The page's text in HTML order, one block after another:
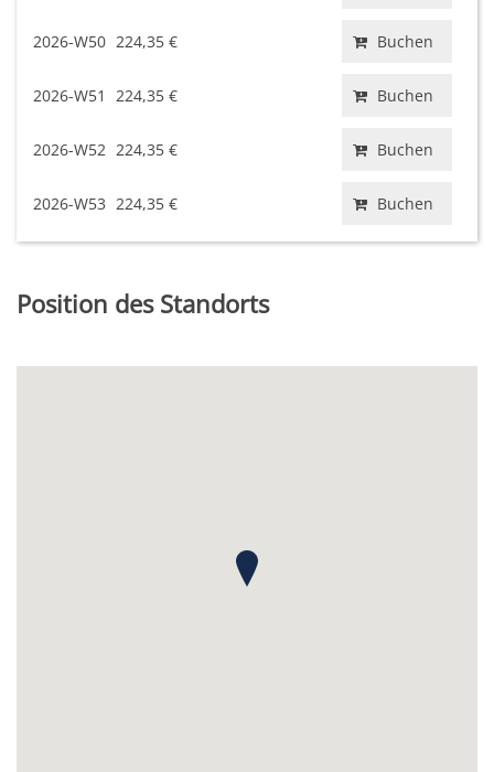
2026-W50 224,35 € Buchen
2026-W51 224,35 € Buchen
2026-W52 224,35 € Buchen
2026-W53 224,35 € Buchen
Position des Standorts